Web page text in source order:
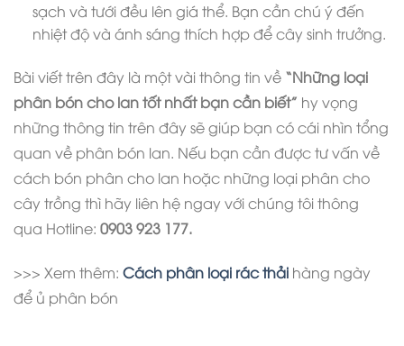
sạch và tưới đều lên giá thể. Bạn cần chú ý đến
nhiệt độ và ánh sáng thích hợp để cây sinh trưởng.
Bài viết trên đây là một vài thông tin về “Những loại
phân bón cho lan tốt nhất bạn cần biết” hy vọng
những thông tin trên đây sẽ giúp bạn có cái nhìn tổng
quan về phân bón lan. Nếu bạn cần được tư vấn về
cách bón phân cho lan hoặc những loại phân cho
cây trồng thì hãy liên hệ ngay với chúng tôi thông
qua Hotline: 0903 923 177.
>>> Xem thêm: Cách phân loại rác thải hàng ngày
để ủ phân bón